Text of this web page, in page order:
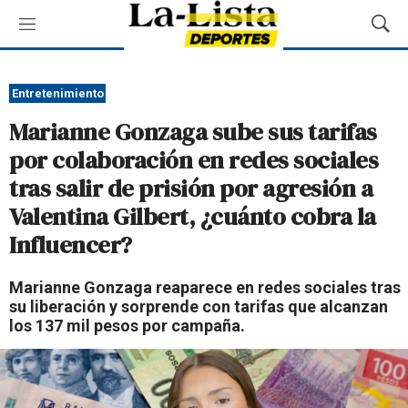
M
e
ú
M
o
d
a
Entretenimiento
Marianne Gonzaga sube sus tarifas
por colaboración en redes sociales
tras salir de prisión por agresión a
Valentina Gilbert, ¿cuánto cobra la
Influencer?
Marianne Gonzaga reaparece en redes sociales tras
su liberación y sorprende con tarifas que alcanzan
los 137 mil pesos por campaña.